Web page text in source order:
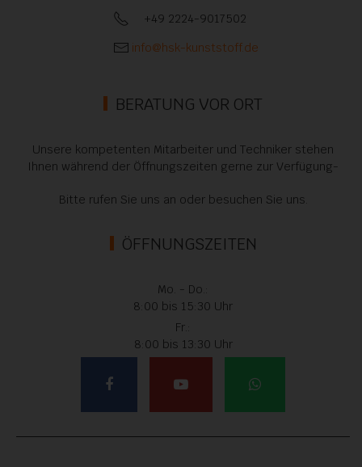
+49 2224-9017502
info@hsk-kunststoff.de
BERATUNG VOR ORT
Unsere kompetenten Mitarbeiter und Techniker stehen
Ihnen während der Öffnungszeiten gerne zur Verfügung-
Bitte rufen Sie uns an oder besuchen Sie uns.
ÖFFNUNGSZEITEN
Mo. - Do.:
8:00 bis 15:30 Uhr
Fr.:
8:00 bis 13:30 Uhr